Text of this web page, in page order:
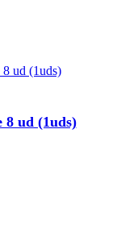
8 ud (1uds)